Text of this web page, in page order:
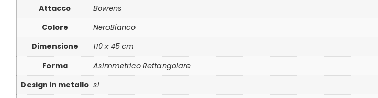
Attacco
Bowens
Colore
NeroBianco
Dimensione
110 x 45 cm
Forma
Asimmetrico Rettangolare
Design in metallo si